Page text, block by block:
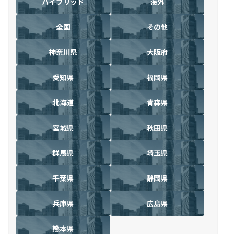
全国 その他
神奈川県 大阪府
愛知県 福岡県
北海道 青森県
宮城県 秋田県
群馬県 埼玉県
千葉県 静岡県
兵庫県 広島県
熊本県